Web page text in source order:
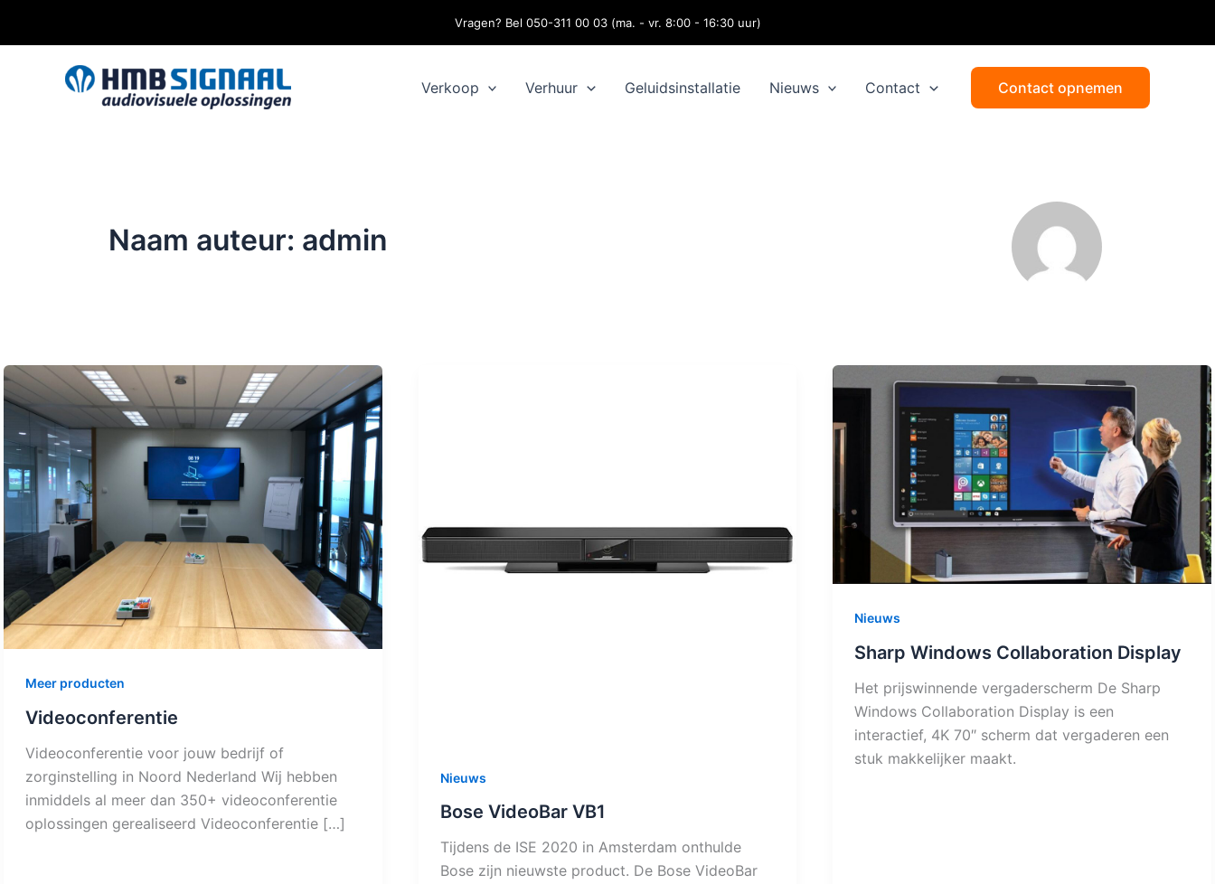
Vragen? Bel 050-311 00 03 (ma. - vr. 8:00 - 16:30 uur)
Verkoop Verhuur Geluidsinstallatie Nieuws Contact Contact opnemen
Naam auteur: admin
Meer producten
Videoconferentie
Videoconferentie voor jouw bedrijf of
zorginstelling in Noord Nederland Wij hebben
inmiddels al meer dan 350+ videoconferentie
oplossingen gerealiseerd Videoconferentie […]
Nieuws
Bose VideoBar VB1
Tijdens de ISE 2020 in Amsterdam onthulde
Bose zijn nieuwste product. De Bose VideoBar
Nieuws
Sharp Windows Collaboration Display
Het prijswinnende vergaderscherm De Sharp
Windows Collaboration Display is een
interactief, 4K 70″ scherm dat vergaderen een
stuk makkelijker maakt.